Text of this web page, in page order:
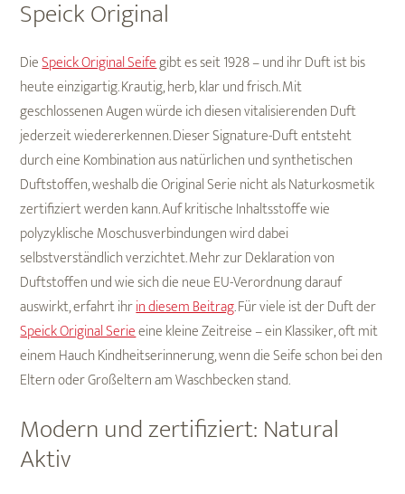
Speick Original
DieSpeick Original Seifegibt es seit 1928 – und ihr Duft ist bis
heute einzigartig. Krautig, herb, klar und frisch. Mit
geschlossenen Augen würde ich diesen vitalisierenden Duft
jederzeit wiedererkennen. Dieser Signature-Duft entsteht
durch eine Kombination aus natürlichen und synthetischen
Duftstoffen, weshalb die Original Serie nicht als Naturkosmetik
zertifiziert werden kann. Auf kritische Inhaltsstoffe wie
polyzyklische Moschusverbindungen wird dabei
selbstverständlich verzichtet. Mehr zur Deklaration von
Duftstoffen und wie sich die neue EU-Verordnung darauf
auswirkt, erfahrt ihrin diesem Beitrag. Für viele ist der Duft der
Speick Original Serieeine kleine Zeitreise – ein Klassiker, oft mit
einem Hauch Kindheitserinnerung, wenn die Seife schon bei den
Eltern oder Großeltern am Waschbecken stand.
Modern und zertifiziert: Natural
Aktiv